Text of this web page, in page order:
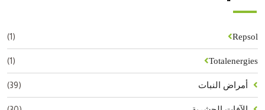
Repsol
(1)
Totalenergies
(1)
أمراض النبات (39)